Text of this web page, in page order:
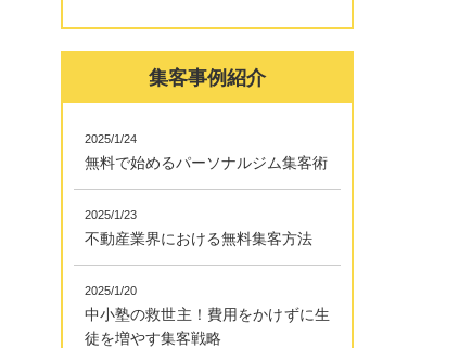
集客事例紹介
2025/1/24
無料で始めるパーソナルジム集客術
2025/1/23
不動産業界における無料集客方法
2025/1/20
中小塾の救世主！費用をかけずに生
徒を増やす集客戦略